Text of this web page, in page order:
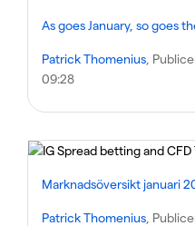
As goes January, so goes
Patrick Thomenius ,
09:28
Marknadsöversikt januari
Patrick Thomenius ,